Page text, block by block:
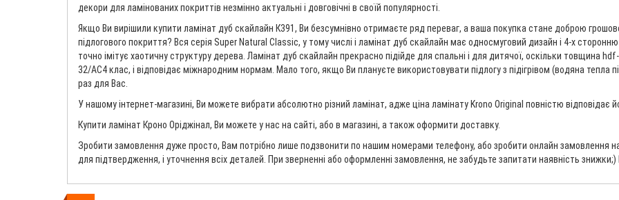
декори для ламінованих покриттів незмінно актуальні і довговічні в своїй популярності.
Якщо Ви вирішили купити ламінат дуб скайлайн К391, Ви безсумнівно отримаєте ряд переваг, а ваша покупка стане доброю
підлогового покриття? Вся серія Super Natural Classic, у тому числі і ламінат дуб скайлайн має односмуговий дизайн і 4-х
точно імітує хаотичну структуру дерева. Ламінат дуб скайлайн прекрасно підійде для спальні і для дитячої, оскільки товщина
32/AC4 клас, і відповідає міжнародним нормам. Мало того, якщо Ви плануєте використовувати підлогу з підігрівом (водяна тепла
раз для Вас.
У нашому інтернет-магазині, Ви можете вибрати абсолютно різний ламінат, адже ціна ламінату Krono Original повністю відповідає
Купити ламінат Кроно Оріджінал, Ви можете у нас на сайті, або в магазині, а також оформити доставку.
Зробити замовлення дуже просто, Вам потрібно лише подзвонити по нашим номерами телефону, або зробити онлайн замовлення
для підтвердження, і уточнення всіх деталей. При зверненні або оформленні замовлення, не забудьте запитати наявність